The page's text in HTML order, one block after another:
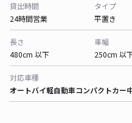
貸出時間
24時間営業
タイプ
平置き
長さ
480cm 以下
車幅
250cm 以
対応車種
オートバイ軽自動車コンパクトカー